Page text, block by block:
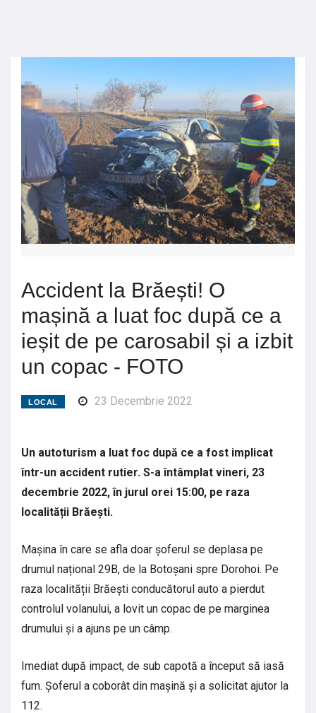
Accident la Brăești! O
mașină a luat foc după ce a
ieșit de pe carosabil și a izbit
un copac - FOTO
LOCAL 23 Decembrie 2022
Un autoturism a luat foc după ce a fost implicat
într-un accident rutier. S-a întâmplat vineri, 23
decembrie 2022, în jurul orei 15:00, pe raza
localității Brăești.
Mașina în care se afla doar șoferul se deplasa pe
drumul național 29B, de la Botoșani spre Dorohoi. Pe
raza localității Brăești conducătorul auto a pierdut
controlul volanului, a lovit un copac de pe marginea
drumului și a ajuns pe un câmp.
Imediat după impact, de sub capotă a început să iasă
fum. Șoferul a coborât din mașină și a solicitat ajutor la
112.